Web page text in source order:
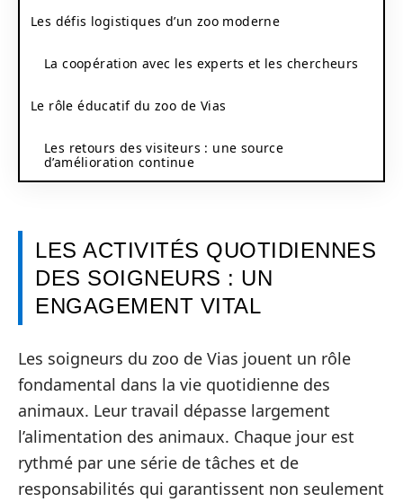
Les défis logistiques d’un zoo moderne
La coopération avec les experts et les chercheurs
Le rôle éducatif du zoo de Vias
Les retours des visiteurs : une source
d’amélioration continue
LES ACTIVITÉS QUOTIDIENNES
DES SOIGNEURS : UN
ENGAGEMENT VITAL
Les soigneurs du zoo de Vias jouent un rôle
fondamental dans la vie quotidienne des
animaux. Leur travail dépasse largement
l’alimentation des animaux. Chaque jour est
rythmé par une série de tâches et de
responsabilités qui garantissent non seulement